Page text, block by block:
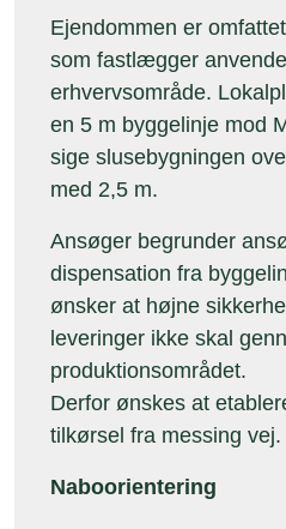
Ejendommen er
som fastlægger
erhvervsområde.
en 5 m byggelinje mod
sige slusebygningen
med 2,5 m.
Ansøger begrunder
dispensation fra
ønsker at højne
leveringer ikke skal
produktionsområdet.
Derfor ønskes at
tilkørsel fra messing vej.
Naboorientering